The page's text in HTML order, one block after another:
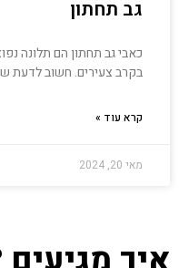
גב תחתון
כאבי גב תחתון הם תלונה
בקרב צעירים. חשוב לדעת
קרא עוד »
מאי 20, 2024